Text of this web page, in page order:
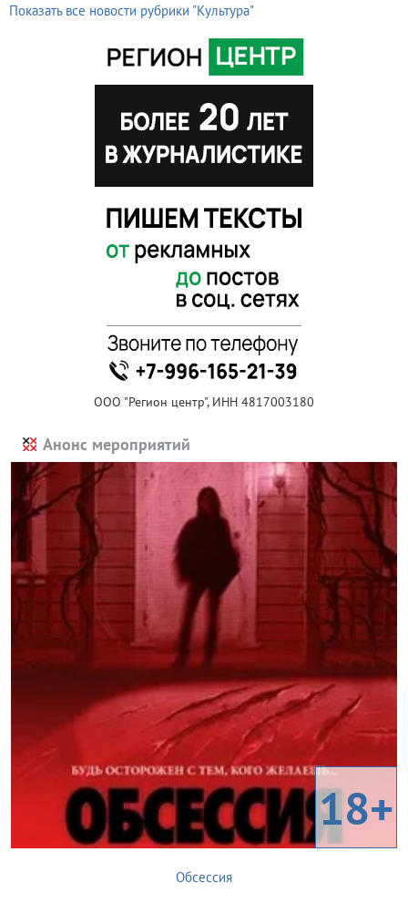
Показать все новости рубрики "Культура"
ООО "Регион центр", ИНН 4817003180
Анонс мероприятий
18+
Обсессия